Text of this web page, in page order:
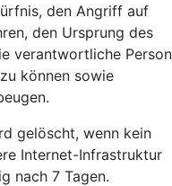
den Angriff auf
den Ursprung des
verantwortliche Person
können sowie
gelöscht, wenn kein
Internet-Infrastruktur
nach 7 Tagen.